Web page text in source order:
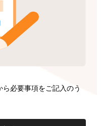
必要事項をご記入のう